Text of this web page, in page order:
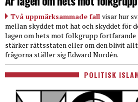
Två uppmärksammade fall visar hur
mellan skyddet mot hat och skyddet för
lagen om hets mot folkgrupp
stärker rättsstaten eller om den blivit
frågorna ställer sig Edward Nordén.
POLITISK